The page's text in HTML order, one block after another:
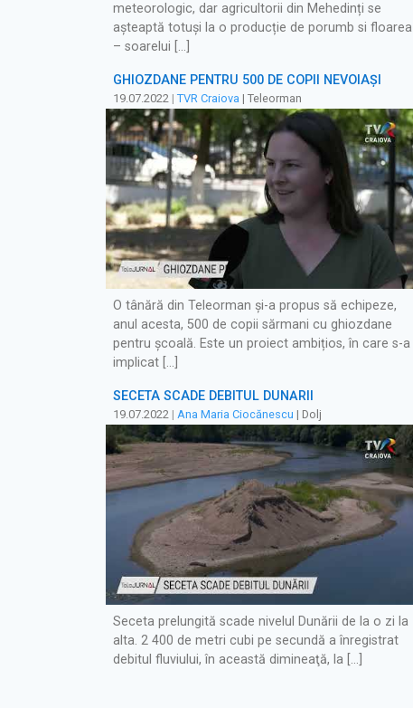
meteorologic, dar agricultorii din Mehedinți se
așteaptă totuși la o producție de porumb si floarea
– soarelui […]
GHIOZDANE PENTRU 500 DE COPII NEVOIAȘI
19.07.2022 | TVR Craiova | Teleorman
O tânără din Teleorman și-a propus să echipeze,
anul acesta, 500 de copii sărmani cu ghiozdane
pentru școală. Este un proiect ambițios, în care s-a
implicat […]
SECETA SCADE DEBITUL DUNĂRII
19.07.2022 | Ana Maria Ciocănescu | Dolj
Seceta prelungită scade nivelul Dunării de la o zi la
alta. 2 400 de metri cubi pe secundă a înregistrat
debitul fluviului, în această dimineaţă, la […]